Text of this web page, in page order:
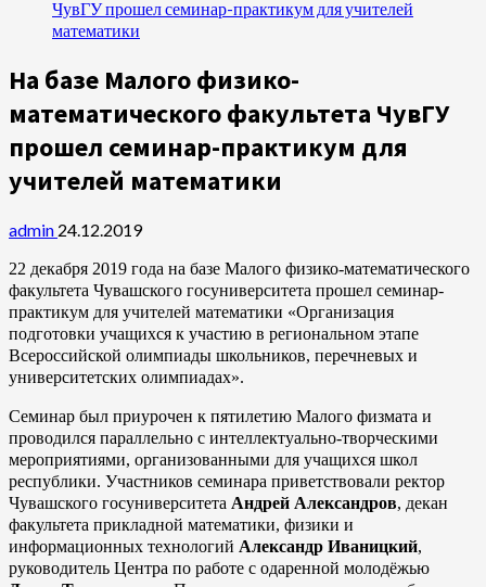
ЧувГУ прошел семинар-практикум для учителей
математики
На базе Малого физико-
математического факультета ЧувГУ
прошел семинар-практикум для
учителей математики
admin 24.12.2019
22 декабря 2019 года на базе Малого физико-математического
факультета Чувашского госуниверситета прошел семинар-
практикум для учителей математики «Организация
подготовки учащихся к участию в региональном этапе
Всероссийской олимпиады школьников, перечневых и
университетских олимпиадах».
Семинар был приурочен к пятилетию Малого физмата и
проводился параллельно с интеллектуально-творческими
мероприятиями, организованными для учащихся школ
республики. Участников семинара приветствовали ректор
Чувашского госуниверситета Андрей Александров, декан
факультета прикладной математики, физики и
информационных технологий Александр Иваницкий,
руководитель Центра по работе с одаренной молодёжью